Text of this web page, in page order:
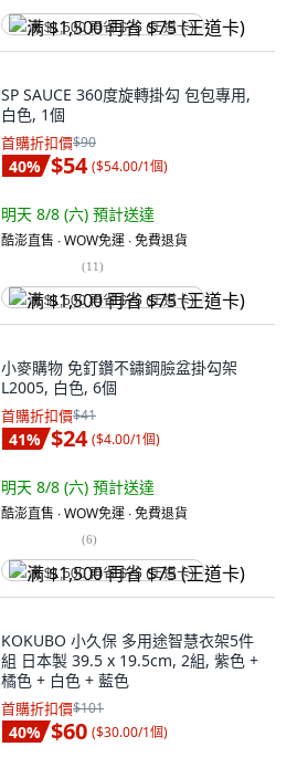
满 $1,500 再省 $75 (王道卡)
SP SAUCE 360度旋轉掛勾 包包專用,
白色, 1個
首購折扣價$90
40% $54 ($54.00/1個)
明天 8/8 (六) 預計送達
酷澎直售 ∙ WOW免運 ∙ 免費退貨
(11)
满 $1,500 再省 $75 (王道卡)
小麥購物 免釘鑽不鏽鋼臉盆掛勾架
L2005, 白色, 6個
首購折扣價$41
41% $24 ($4.00/1個)
明天 8/8 (六) 預計送達
酷澎直售 ∙ WOW免運 ∙ 免費退貨
(6)
满 $1,500 再省 $75 (王道卡)
KOKUBO 小久保 多用途智慧衣架5件
組 日本製 39.5 x 19.5cm, 2組, 紫色 +
橘色 + 白色 + 藍色
首購折扣價$101
40% $60 ($30.00/1個)